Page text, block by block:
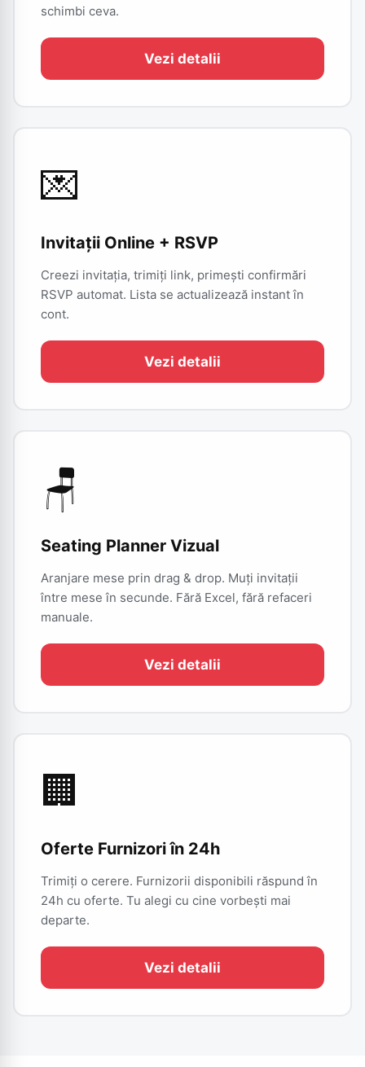
schimbi ceva.
Vezi detalii
💌
Invitații Online + RSVP
Creezi invitația, trimiți link, primești confirmări
RSVP automat. Lista se actualizează instant în
cont.
Vezi detalii
🪑
Seating Planner Vizual
Aranjare mese prin drag & drop. Muți invitații
între mese în secunde. Fără Excel, fără refaceri
manuale.
Vezi detalii
🏢
Oferte Furnizori în 24h
Trimiți o cerere. Furnizorii disponibili răspund în
24h cu oferte. Tu alegi cu cine vorbești mai
departe.
Vezi detalii